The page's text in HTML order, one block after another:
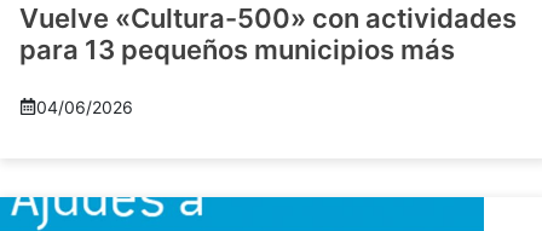
Vuelve «Cultura-500» con actividades
para 13 pequeños municipios más
04/06/2026